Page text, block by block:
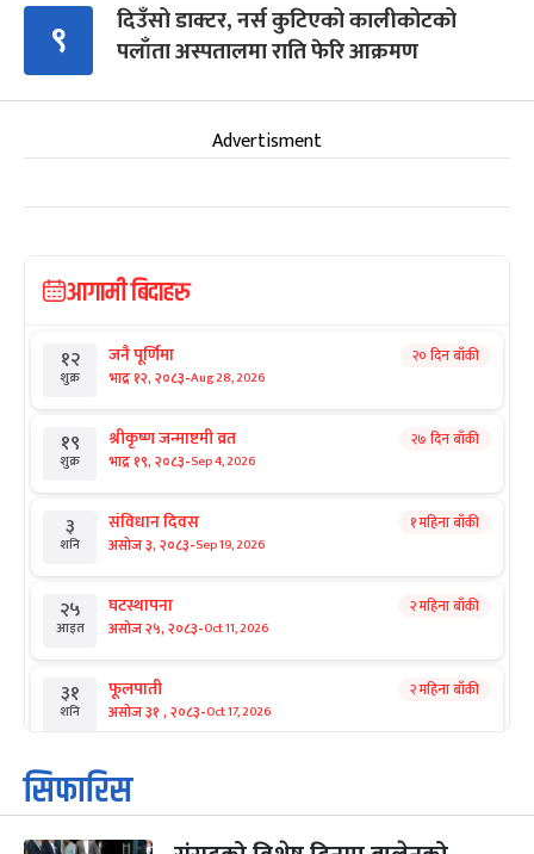
९
दिउँसो डाक्टर, नर्स कुटिएको कालीकोटको
पलाँता अस्पतालमा राति फेरि आक्रमण
Advertisment
आगामी बिदाहरु
१२
शुक्र
जनै पूर्णिमा
भाद्र १२, २०८३-Aug 28, 2026
२० दिन बाँकी
१९
शुक्र
श्रीकृष्ण जन्माष्टमी व्रत
भाद्र १९, २०८३-Sep 4, 2026
२७ दिन बाँकी
३
शनि
संविधान दिवस
असोज ३, २०८३-Sep 19, 2026
१ महिना बाँकी
२५
आइत
घटस्थापना
असोज २५, २०८३-Oct 11, 2026
२ महिना बाँकी
३१
शनि
फूलपाती
असोज ३१ , २०८३-Oct 17, 2026
२ महिना बाँकी
१
आइत
कार्तिक सङ्क्रान्ति
कार्तिक १, २०८३
सिफारिस